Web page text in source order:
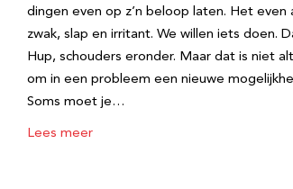
dingen even op z’n beloop laten. Het even
zwak, slap en irritant. We willen iets doen.
Hup, schouders eronder. Maar dat is niet
om in een probleem een nieuwe
Soms moet je…
Lees meer